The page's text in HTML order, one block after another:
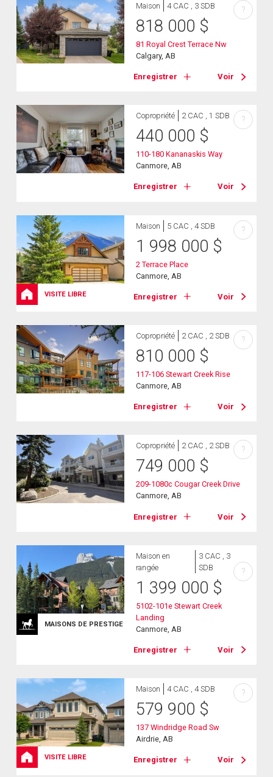
Maison 4 CAC , 3 SDB
818 000 $
81 Royal Crest Terrace Nw
Calgary, AB
Enregistrer Voir
?
Copropriété 2 CAC , 1 SDB
440 000 $
110-180 Kananaskis Way
Canmore, AB
Enregistrer Voir
?
VISITE LIBRE
Maison 5 CAC , 4 SDB
1 998 000 $
2 Terrace Place
Canmore, AB
Enregistrer Voir
?
Copropriété 2 CAC , 2 SDB
810 000 $
117-106 Stewart Creek Rise
Canmore, AB
Enregistrer Voir
?
Copropriété 2 CAC , 2 SDB
749 000 $
209-1080c Cougar Creek Drive
Canmore, AB
Enregistrer Voir
?
MAISONS DE PRESTIGE
Maison en
rangée
3 CAC , 3
SDB
1 399 000 $
5102-101e Stewart Creek
Landing
Canmore, AB
Enregistrer Voir
?
VISITE LIBRE
Maison 4 CAC , 4 SDB
579 900 $
137 Windridge Road Sw
Airdrie, AB
Enregistrer Voir
?